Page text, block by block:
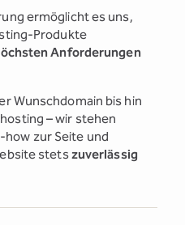
ermöglicht es uns,
Produkte
Anforderungen
Wunschdomain bis hin
– wir stehen
zur Seite und
stetszuverlässig